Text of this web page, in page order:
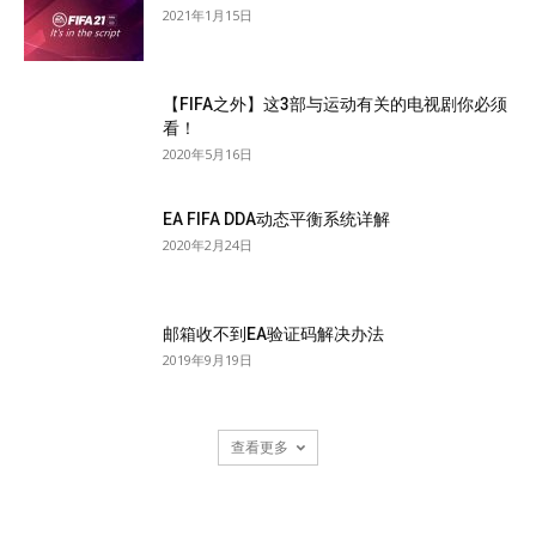
2021年1月15日
【FIFA之外】这3部与运动有关的电视剧你必须
看！
2020年5月16日
EA FIFA DDA动态平衡系统详解
2020年2月24日
邮箱收不到EA验证码解决办法
2019年9月19日
查看更多